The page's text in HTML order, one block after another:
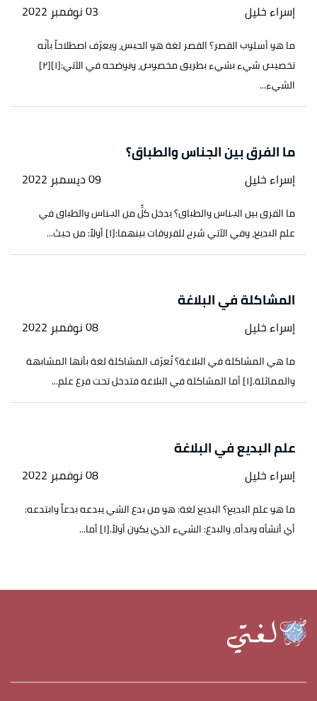
إسراء خليل 03 نوفمبر 2022
ما هو أسلوب القصر؟ القصر لغة هو الحبس، ويعرّف اصطلاحاً بأنّه
تخصيص شيء بشيء بطريق مخصوص، ونوضحه في الآتي:[١][٢]
الشيء...
ما الفرق بين الجناس والطباق؟
إسراء خليل 09 ديسمبر 2022
ما الفرق بين الجناس والطباق؟ يدخل كلٌّ من الجناس والطباق في
علم البديع، وفي الآتي شرح للفروقات بينهما:[١] أولاً: من حيث...
المشاكلة في البلاغة
إسراء خليل 08 نوفمبر 2022
ما هي المشاكلة في البلاغة؟ تُعرّف المشاكلة لغة بأنها المشابهة
والمماثلة.[١] أما المشاكلة في البلاغة فتدخل تحت فرع علم...
علم البديع في البلاغة
إسراء خليل 08 نوفمبر 2022
ما هو علم البديع؟ البديع لغة: هو من بدع الشي يبدعه بدعاً وابتدعه:
أي أنشأه وبدأه، والبدع: الشيء الذي يكون أولاً.[١] أما...